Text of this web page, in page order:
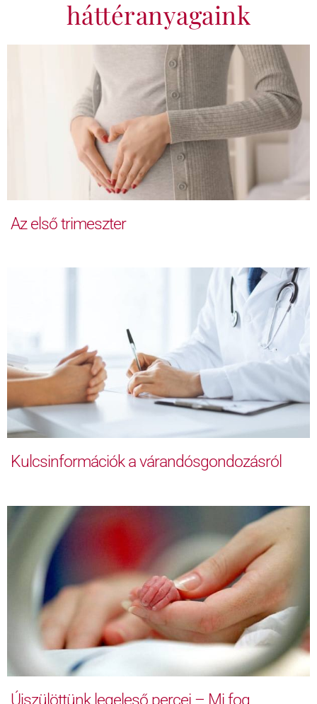
háttéranyagaink
Az első trimeszter
Kulcsinformációk a várandósgondozásról